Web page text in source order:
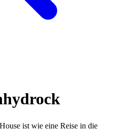
ist wie eine Reise in die